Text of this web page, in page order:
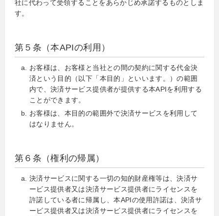
社に代わって受領することをあらかじめ承諾するものとしま
す。
第５条（本APIの利用）
お客様は、お客様と当社との間の契約に関する代金決
済という目的（以下「本目的」といいます。）の範囲
内で、決済サービス提供者が提供する本APIを利用する
ことができます。
お客様は、本目的の範囲外で決済サービスを利用して
はなりません。
第６条（権利の帰属）
決済サービスに関する一切の知的財産権等は、決済サ
ービス提供者又は決済サービス提供者にライセンスを
許諾している者に帰属し、本APIの使用許諾は、決済サ
ービス提供者又は決済サービス提供者にライセンスを